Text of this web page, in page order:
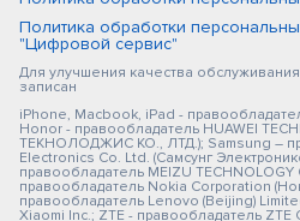
Политика обработки
"Цифровой сервис"
Для улучшения качества
записан
iPhone, Macbook, iPad -
Honor - правообладатель HUAWEI
ТЕКНОЛОДЖИС КО., ЛТД.); Samsung –
Electronics Co. Ltd. (Самсунг
правообладатель MEIZU TECHNOLOGY
правообладатель Nokia Corporation
правообладатель Lenovo (Beijing)
Xiaomi Inc.; ZTE - правообладатель ZTE